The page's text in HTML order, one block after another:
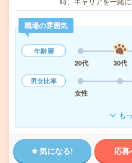
職場の雰囲気
年齢層
20代
30代
男女比率
女性
も
気になる! 応